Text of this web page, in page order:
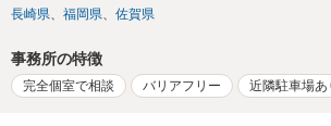
長崎県 福岡県 佐賀県
事務所の特徴
完全個室で相談 バリアフリー 近隣駐車場あ